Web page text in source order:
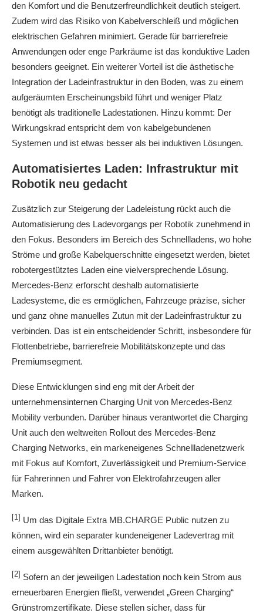
den Komfort und die Benutzerfreundlichkeit deutlich steigert.
Zudem wird das Risiko von Kabelverschleiß und möglichen
elektrischen Gefahren minimiert. Gerade für barrierefreie
Anwendungen oder enge Parkräume ist das konduktive Laden
besonders geeignet. Ein weiterer Vorteil ist die ästhetische
Integration der Ladeinfrastruktur in den Boden, was zu einem
aufgeräumten Erscheinungsbild führt und weniger Platz
benötigt als traditionelle Ladestationen. Hinzu kommt: Der
Wirkungskrad entspricht dem von kabelgebundenen
Systemen und ist etwas besser als bei induktiven Lösungen.
Automatisiertes Laden: Infrastruktur mit
Robotik neu gedacht
Zusätzlich zur Steigerung der Ladeleistung rückt auch die
Automatisierung des Ladevorgangs per Robotik zunehmend in
den Fokus. Besonders im Bereich des Schnellladens, wo hohe
Ströme und große Kabelquerschnitte eingesetzt werden, bietet
robotergestütztes Laden eine vielversprechende Lösung.
Mercedes‑Benz erforscht deshalb automatisierte
Ladesysteme, die es ermöglichen, Fahrzeuge präzise, sicher
und ganz ohne manuelles Zutun mit der Ladeinfrastruktur zu
verbinden. Das ist ein entscheidender Schritt, insbesondere für
Flottenbetriebe, barrierefreie Mobilitätskonzepte und das
Premiumsegment.
Diese Entwicklungen sind eng mit der Arbeit der
unternehmensinternen Charging Unit von Mercedes‑Benz
Mobility verbunden. Darüber hinaus verantwortet die Charging
Unit auch den weltweiten Rollout des Mercedes‑Benz
Charging Networks, ein markeneigenes Schnellladenetzwerk
mit Fokus auf Komfort, Zuverlässigkeit und Premium-Service
für Fahrerinnen und Fahrer von Elektrofahrzeugen aller
Marken.
[1]
Um das Digitale Extra MB.CHARGE Public nutzen zu
können, wird ein separater kundeneigener Ladevertrag mit
einem ausgewählten Drittanbieter benötigt.
[2]
Sofern an der jeweiligen Ladestation noch kein Strom aus
erneuerbaren Energien fließt, verwendet „Green Charging“
Grünstromzertifikate. Diese stellen sicher, dass für